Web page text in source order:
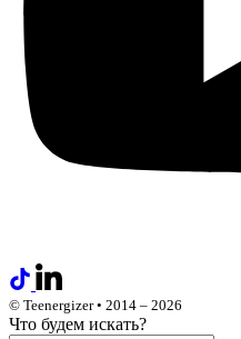
© Teenergizer • 2014 – 2026
Что будем искать?